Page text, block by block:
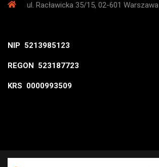
ul. Racławicka 35/15, 02-601 Warszawa
NIP 5213985123
REGON 523187723
KRS 0000993509